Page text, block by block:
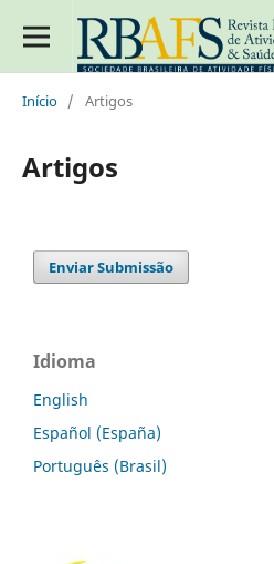
Início / Artigos
Artigos
Enviar Submissão
Idioma
English
Español (España)
Português (Brasil)